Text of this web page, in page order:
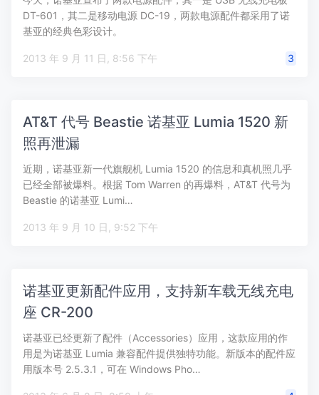
DT-601，其二是移动电源 DC-19，两款电源配件都采用了诺
基亚的经典色彩设计。
2013 年 9 月 11 日, 8:56 下午 3
AT&T 代号 Beastie 诺基亚 Lumia 1520 新
照再泄漏
近期，诺基亚新一代旗舰机 Lumia 1520 的信息和真机照几乎
已经全部被爆料。根据 Tom Warren 的再爆料，AT&T 代号为
Beastie 的诺基亚 Lumi…
2013 年 9 月 10 日, 9:52 下午
诺基亚更新配件应用，支持新车载无线充电
座 CR-200
诺基亚已经更新了配件（Accessories）应用，这款应用的作
用是为诺基亚 Lumia 兼容配件提供独特功能。新版本的配件应
用版本号 2.5.3.1，可在 Windows Pho…